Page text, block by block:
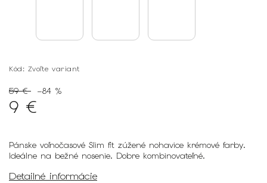
Kód: Zvoľte variant
59 € –84 %
9 €
Pánske voľnočasové Slim fit zúžené nohavice krémové farby.
Ideálne na bežné nosenie. Dobre kombinovateľné.
Detailné informácie